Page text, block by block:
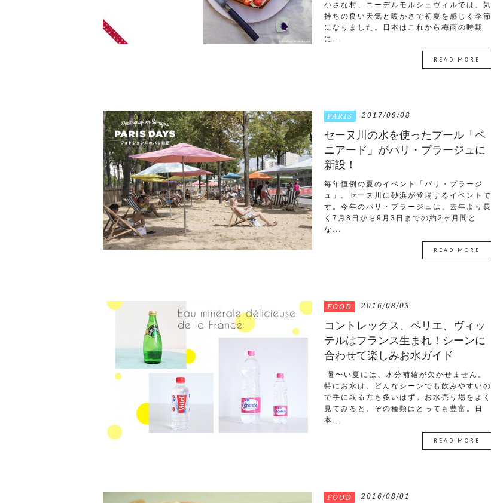
小さな村、ニーデルモルシュヴィルでは、気
持ちの良い天気と暖かさで初夏を感じる季節
になりました。日本はこれから梅雨の時期
に...
READ MORE
PARIS 2017/09/08
セーヌ川の水を使ったプール「ベ
ニアード」がパリ・プラージュに
新設！
毎年恒例の夏のイベント「パリ・プラージ
ュ」。セーヌ川に砂浜が登場するイベントで
す。今年のパリ・プラージュは、去年より長
く7月8日から9月3日までの約2ヶ月間と
な...
READ MORE
FOOD 2016/08/03
コントレックス、ペリエ、ヴィッ
テルはフランス生まれ！シーンに
合わせて楽しみお水ガイド
暑〜い夏には、水分補給が欠かせません。
特にお水は、どんなシーンでも飲みやすいの
で手に取る方も多いはず。お水売り場をよく
見てみると、その種類はとっても豊富。日
本...
READ MORE
FOOD 2016/08/01